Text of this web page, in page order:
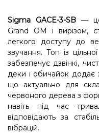
Sigma GACE-3-SB —
Grand OM і вирізом,
легкого доступу до
звучання. Топ із
забезпечує дзвінкі,
деки і обичайок додає
що актуально для
червоного дерева з
навіть під час
відповідають за
вібрацій.